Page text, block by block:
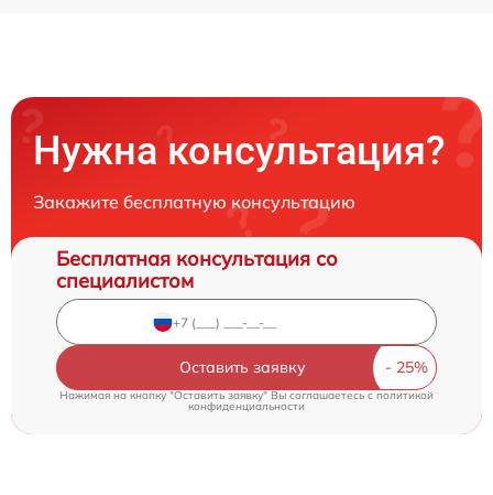
Нужна консультация?
Закажите бесплатную консультацию
Бесплатная консультация со
специалистом
Оставить заявку
Нажимая на кнопку "Оставить заявку" Вы соглашаетесь cполитикой
конфиденциальности